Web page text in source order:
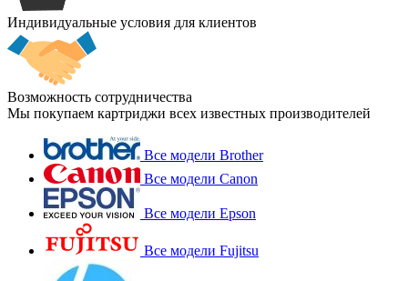
Индивидуальные условия для клиентов
Возможность сотрудничества
Мы покупаем картриджи всех известных производителей
Все модели Brother
Все модели Canon
Все модели Epson
Все модели Fujitsu